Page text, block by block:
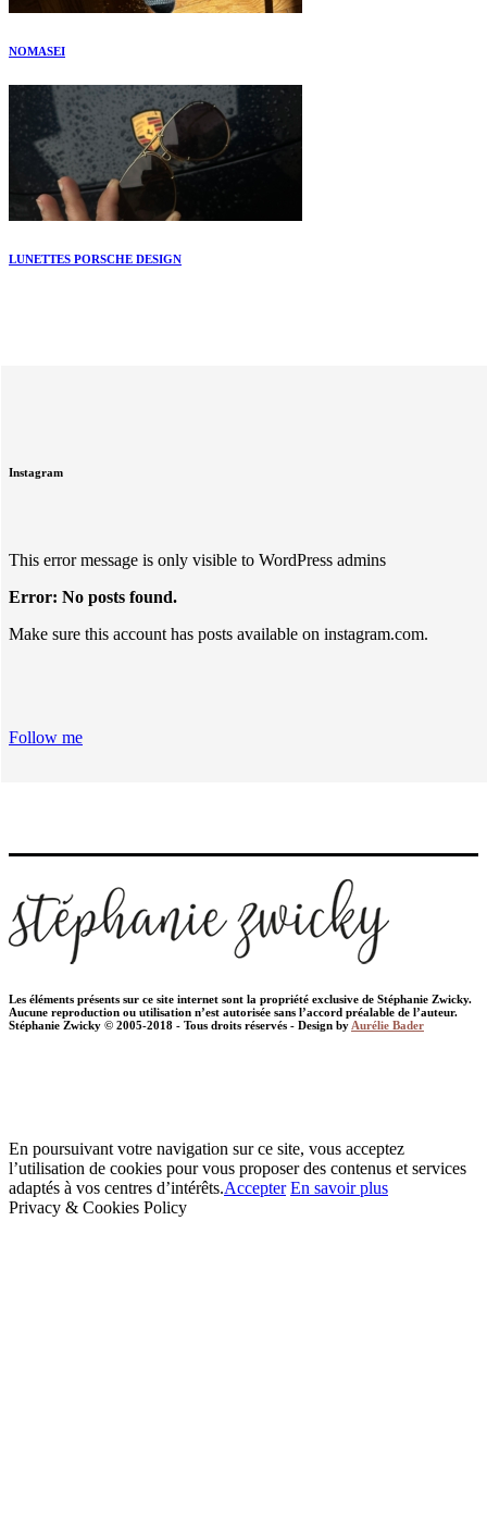
NOMASEI
LUNETTES PORSCHE DESIGN
Instagram
This error message is only visible to WordPress admins
Error: No posts found.
Make sure this account has posts available on instagram.com.
Follow me
Les éléments présents sur ce site internet sont la propriété exclusive de Stéphanie Zwicky.
Aucune reproduction ou utilisation n’est autorisée sans l’accord préalable de l’auteur.
Stéphanie Zwicky © 2005-2018 - Tous droits réservés - Design by Aurélie Bader
En poursuivant votre navigation sur ce site, vous acceptez
l’utilisation de cookies pour vous proposer des contenus et services
adaptés à vos centres d’intérêts.Accepter En savoir plus
Privacy & Cookies Policy